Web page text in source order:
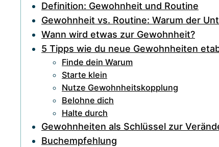
Definition: Gewohnheit und Routine
Gewohnheit vs. Routine: Warum der
Wann wird etwas zur Gewohnheit?
5 Tipps wie du neue Gewohnheiten
Finde dein Warum
Starte klein
Nutze Gewohnheitskopplung
Belohne dich
Halte durch
Gewohnheiten als Schlüssel zur
Buchempfehlung